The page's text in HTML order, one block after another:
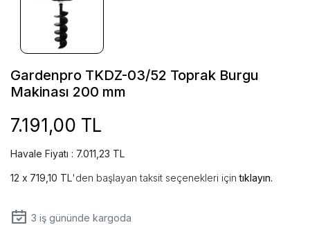
Gardenpro TKDZ-03/52 Toprak Burgu
Makinası 200 mm
7.191,00 TL
Havale Fiyatı : 7.011,23 TL
719,10 TL'den başlayan taksit seçenekleri içintıklayın.
3 iş gününde kargoda